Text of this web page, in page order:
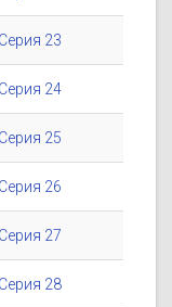
23
24
25
26
27
28